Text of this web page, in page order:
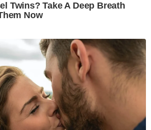
Twins? Take A Deep Breath
Now